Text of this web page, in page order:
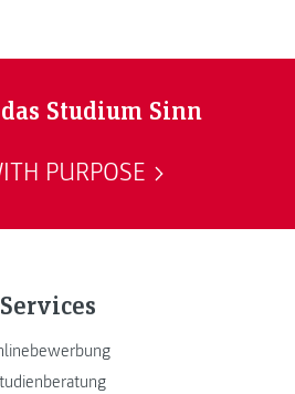
Studium Sinn
PURPOSE
Services